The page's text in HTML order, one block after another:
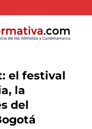
el festival
la
del